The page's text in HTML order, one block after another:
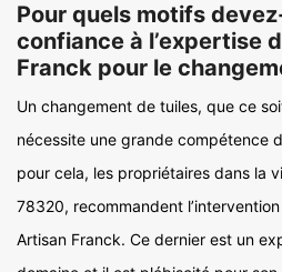
Pour quels motifs
confiance à l’expertise
Franck pour le
Un changement de tuiles, que ce
nécessite une grande compétence
pour cela, les propriétaires dans la
78320, recommandent
Artisan Franck. Ce dernier est un